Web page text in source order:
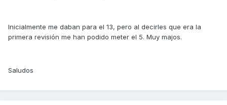
Inicialmente me daban para el 13, pero al decirles que era la
primera revisión me han podido meter el 5. Muy majos.
Saludos